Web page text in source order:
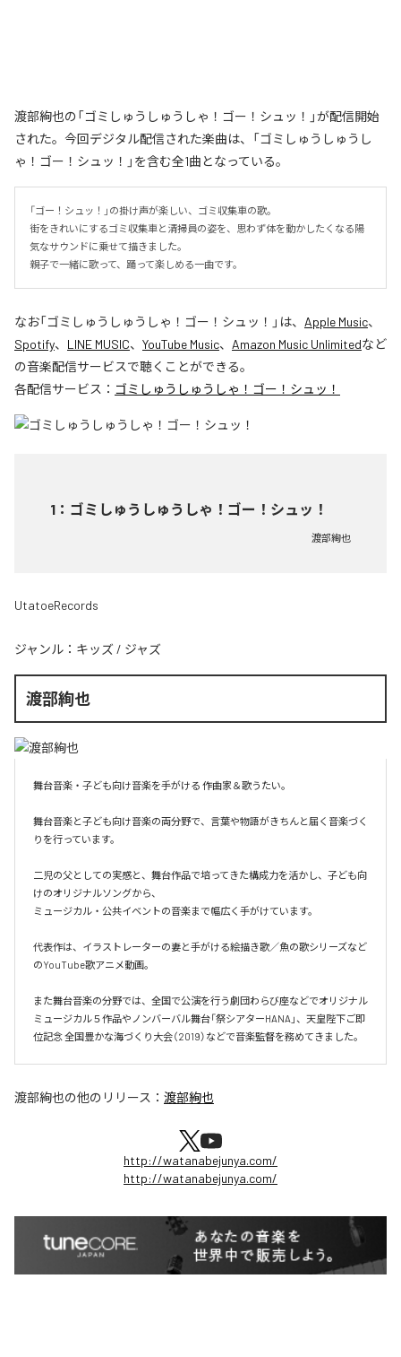
渡部絢也の「ゴミしゅうしゅうしゃ！ゴー！シュッ！」が配信開始
された。今回デジタル配信された楽曲は、「ゴミしゅうしゅうし
ゃ！ゴー！シュッ！」を含む全1曲となっている。
「ゴー！シュッ！」の掛け声が楽しい、ゴミ収集車の歌。
街をきれいにするゴミ収集車と清掃員の姿を、思わず体を動かしたくなる陽
気なサウンドに乗せて描きました。
親子で一緒に歌って、踊って楽しめる一曲です。
なお「ゴミしゅうしゅうしゃ！ゴー！シュッ！ 」は、 Apple Music、
Spotify、 LINE MUSIC、 YouTube Music、 Amazon Music Unlimitedなど
の音楽配信サービスで聴くことができる。
各配信サービス： ゴミしゅうしゅうしゃ！ゴー！シュッ！
1 ： ゴミしゅうしゅうしゃ！ゴー！シュッ！
渡部絢也
UtatoeRecords
ジャンル： キッズ / ジャズ
渡部絢也
舞台音楽・子ども向け音楽を手がける 作曲家＆歌うたい。
舞台音楽と子ども向け音楽の両分野で、言葉や物語がきちんと届く音楽づく
りを行っています。
二児の父としての実感と、舞台作品で培ってきた構成力を活かし、子ども向
けのオリジナルソングから、
ミュージカル・公共イベントの音楽まで幅広く手がけています。
代表作は、イラストレーターの妻と手がける絵描き歌／魚の歌シリーズなど
のYouTube歌アニメ動画。
また舞台音楽の分野では、全国で公演を行う劇団わらび座などでオリジナル
ミュージカル５作品やノンバーバル舞台「祭シアターHANA」、天皇陛下ご即
位記念 全国豊かな海づくり大会（2019）などで音楽監督を務めてきました。
渡部絢也の他のリリース： 渡部絢也
http://watanabejunya.com/
http://watanabejunya.com/